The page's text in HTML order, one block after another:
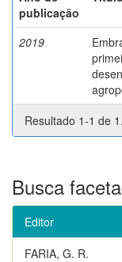
publicação
2019
Resultado 1-1 de 1.
Busca
Editor
FARIA, G. R.